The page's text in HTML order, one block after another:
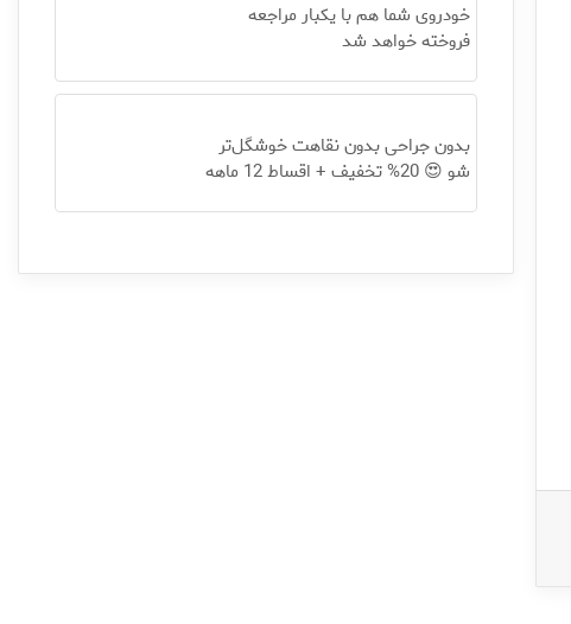
خودروی شما هم با یکبار مراجعه
فروخته خواهد شد
بدون جراحی بدون نقاهت خوشگل‌تر
شو 😍 20% تخفیف + اقساط 12 ماهه